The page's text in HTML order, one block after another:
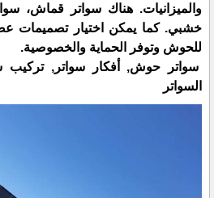
والميزانيات. هناك سواتر قماش،
خشبي. كما يمكن اختيار تصميمات
للحوش وتوفر الحماية والخصوصية.
سواتر حوش, أفكار سواتر, تركيب
السواتر